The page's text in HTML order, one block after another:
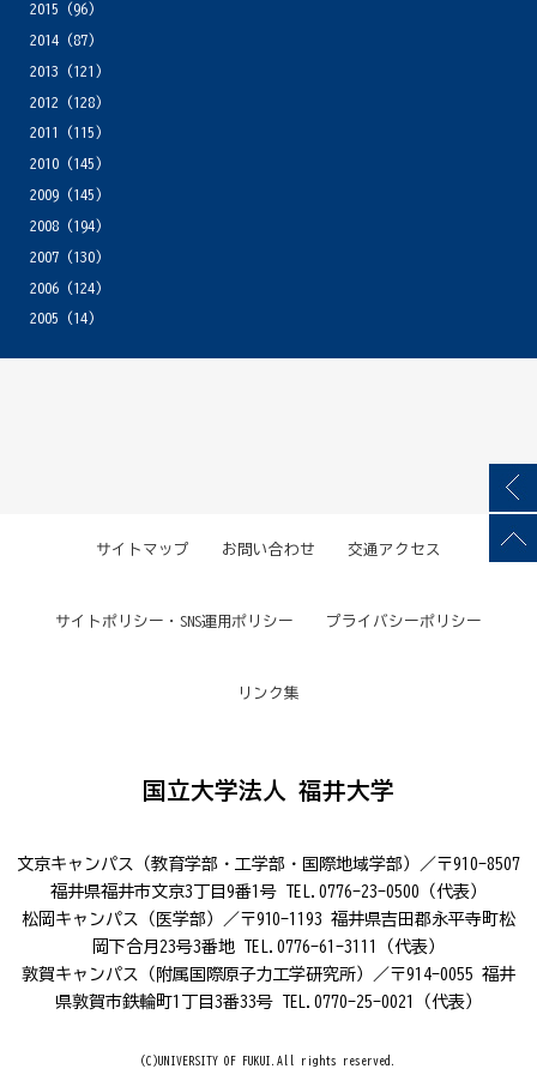
2015 (96)
2014(87)
2013 (121)
2012 (128)
2011
(115)
2010(145)
2009(145)
2008(194)
2007(130)
2006(124)
2005 (14)
サイトマップ お問い合わせ 交通アクセス
サイトポリシー・SNS運用ポリシー プライバシーポリシー
リンク集
国立大学法人 福井大学
文京キャンパス（教育学部・工学部・国際地域学部）／〒910-8507
福井県福井市文京3丁目9番1号 TEL.0776-23-0500（代表）
松岡キャンパス（医学部）／〒910-1193 福井県吉田郡永平寺町松
岡下合月23号3番地 TEL.0776-61-3111（代表）
敦賀キャンパス（附属国際原子力工学研究所）／〒914-0055 福井
県敦賀市鉄輪町1丁目3番33号 TEL.0770-25-0021（代表）
(C)UNIVERSITY OF FUKUI.All rights reserved.